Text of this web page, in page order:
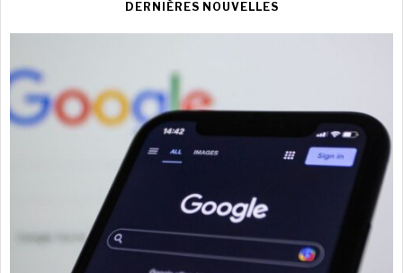
DERNIÈRES NOUVELLES